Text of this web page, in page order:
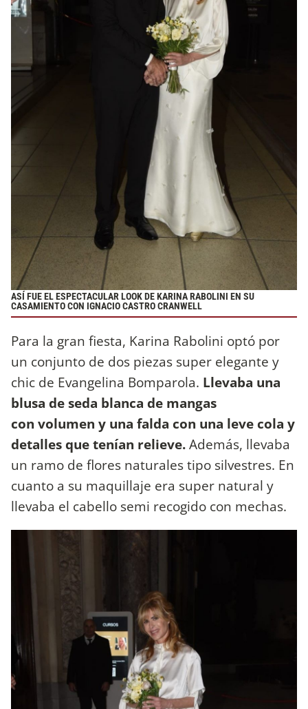
ASÍ FUE EL ESPECTACULAR LOOK DE KARINA RABOLINI EN SU
CASAMIENTO CON IGNACIO CASTRO CRANWELL
Para la gran fiesta, Karina Rabolini optó por
un conjunto de dos piezas super elegante y
chic de Evangelina Bomparola. Llevaba una
blusa de seda blanca de mangas
con volumen y una falda con una leve cola y
detalles que tenían relieve.Además, llevaba
un ramo de flores naturales tipo silvestres. En
cuanto a su maquillaje era super natural y
llevaba el cabello semi recogido con mechas.